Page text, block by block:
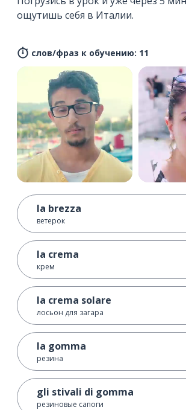
ощутишь себя в Италии.
слов/фраз к обучению: 11
la brezza
ветерок
la crema
крем
la crema solare
лосьон для загара
la gomma
резина
gli stivali di gomma
резиновые сапоги